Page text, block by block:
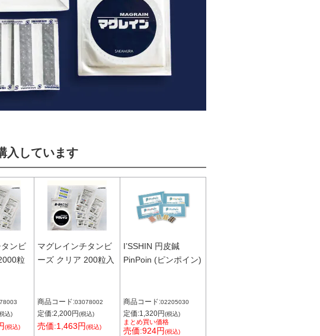
入しています
ンビ
粒
込)
(税込)
マグレインチタンビ
ーズ クリア 200粒入
商品コード:03078002
定価:2,200円(税込)
売価:1,463円(税込)
I’SSHIN 円皮鍼
PinPoin (ピンポイン)
商品コード:02205030
定価:1,320円(税込)
まとめ買い価格
売価:924円(税込)